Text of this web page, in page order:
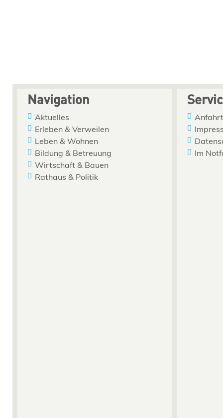
Navigation
Aktuelles
Erleben & Verweilen
Leben & Wohnen
Bildung & Betreuung
Wirtschaft & Bauen
Rathaus & Politik
Im